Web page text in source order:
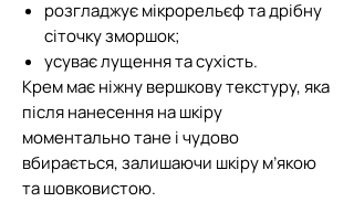
розгладжує мікрорельєф та дрібну
сіточку зморшок;
усуває лущення та сухість.
Крем має ніжну вершкову текстуру, яка
після нанесення на шкіру
моментально тане і чудово
вбирається, залишаючи шкіру м’якою
та шовковистою.